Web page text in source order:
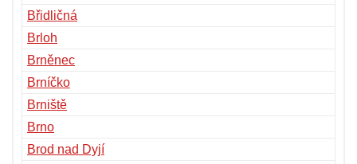
Břidličná
Brloh
Brněnec
Brníčko
Brniště
Brno
Brod nad Dyjí